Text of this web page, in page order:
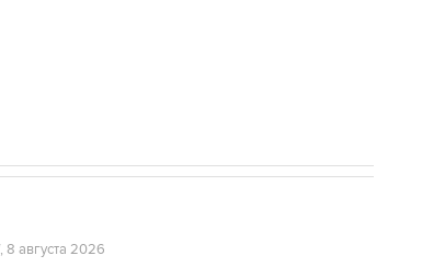
8 августа 2026